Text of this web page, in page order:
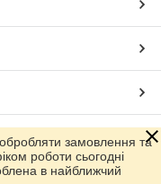
замовлення та
роботи сьогодні
в найближчий